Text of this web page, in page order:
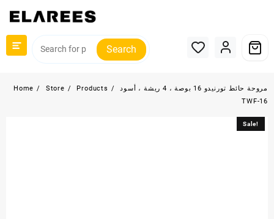
Search
Home Store Products
مروحة حائط تورنيدو 16 بوصة ، 4 ريشة ، أسود
TWF-16
Sale!
Sale!